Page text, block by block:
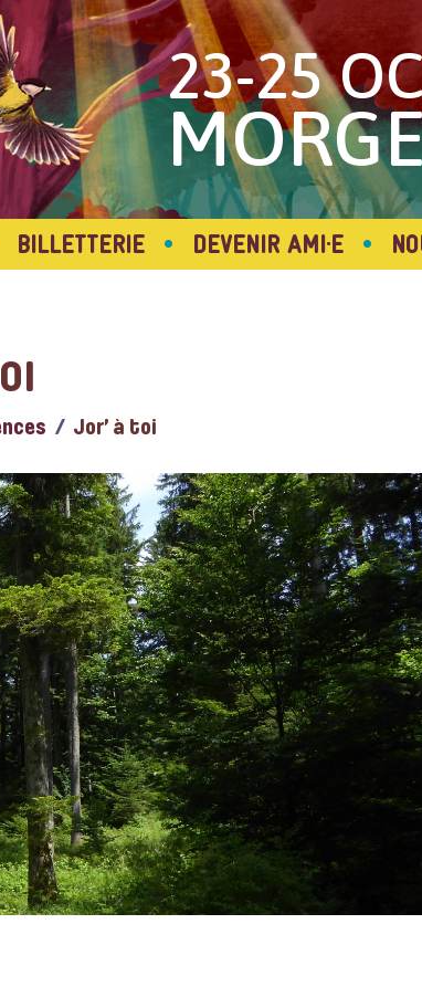
23-25
BILLETTERIE • DEVENIR AMI·E •
Jor’ à toi